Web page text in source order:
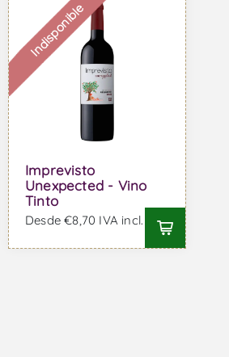
Indisponible
Imprevisto
Unexpected - Vino
Tinto
Desde €8,70 IVA incl.